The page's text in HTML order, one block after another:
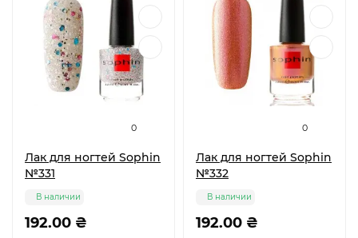
0
Лак для ногтей Sophin
№331
192.00 ₴
В наличии
0
Лак для ногтей Sophin
№332
192.00 ₴
В наличии